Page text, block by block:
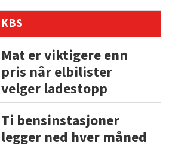
Mat er viktigere enn
pris når elbilister
velger ladestopp
Ti bensinstasjoner
legger ned hver måned